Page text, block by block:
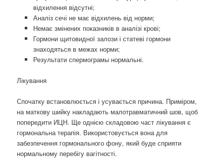
відхилення відсутні;
Аналіз сечі не має відхилень від норми;
Немає змінених показників в аналізі крові;
Гормони щитовидної залози і статеві гормони
знаходяться в межах норми;
Результати спермограмы нормальні.
Лікування
Спочатку встановлюється і усувається причина. Приміром,
на маткову шийку накладають малотравматичний шов, щоб
попередити ИЦН. Ще однією складовою част лікування є
гормональна терапія. Використовується вона для
забезпечення гормонального фону, який буде сприяти
нормальному перебігу вагітності.